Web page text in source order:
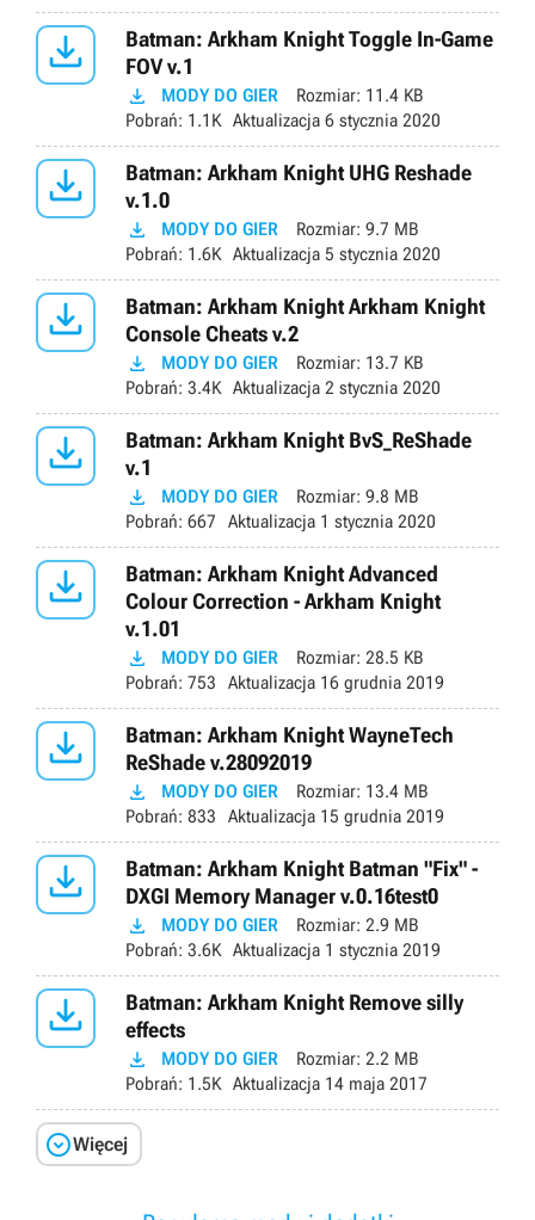

Batman: Arkham Knight Toggle In-Game
FOV v.1
 MODY DO GIER Rozmiar: 11.4 KB
Pobrań: 1.1K Aktualizacja 6 stycznia 2020

Batman: Arkham Knight UHG Reshade
v.1.0
 MODY DO GIER Rozmiar: 9.7 MB
Pobrań: 1.6K Aktualizacja 5 stycznia 2020

Batman: Arkham Knight Arkham Knight
Console Cheats v.2
 MODY DO GIER Rozmiar: 13.7 KB
Pobrań: 3.4K Aktualizacja 2 stycznia 2020

Batman: Arkham Knight BvS_ReShade
v.1
 MODY DO GIER Rozmiar: 9.8 MB
Pobrań: 667 Aktualizacja 1 stycznia 2020

Batman: Arkham Knight Advanced
Colour Correction - Arkham Knight
v.1.01
 MODY DO GIER Rozmiar: 28.5 KB
Pobrań: 753 Aktualizacja 16 grudnia 2019

Batman: Arkham Knight WayneTech
ReShade v.28092019
 MODY DO GIER Rozmiar: 13.4 MB
Pobrań: 833 Aktualizacja 15 grudnia 2019

Batman: Arkham Knight Batman "Fix" -
DXGI Memory Manager v.0.16test0
 MODY DO GIER Rozmiar: 2.9 MB
Pobrań: 3.6K Aktualizacja 1 stycznia 2019

Batman: Arkham Knight Remove silly
effects
 MODY DO GIER Rozmiar: 2.2 MB
Pobrań: 1.5K Aktualizacja 14 maja 2017
Więcej